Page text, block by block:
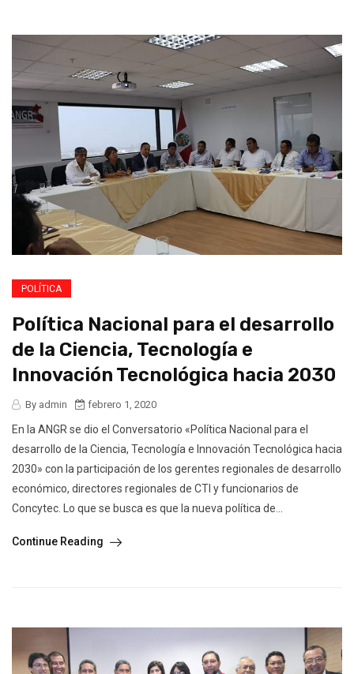
POLÍTICA
Política Nacional para el desarrollo
de la Ciencia, Tecnología e
Innovación Tecnológica hacia 2030
By admin febrero 1, 2020
En la ANGR se dio el Conversatorio «Política Nacional para el
desarrollo de la Ciencia, Tecnología e Innovación Tecnológica hacia
2030» con la participación de los gerentes regionales de desarrollo
económico, directores regionales de CTI y funcionarios de
Concytec. Lo que se busca es que la nueva política de...
Continue Reading